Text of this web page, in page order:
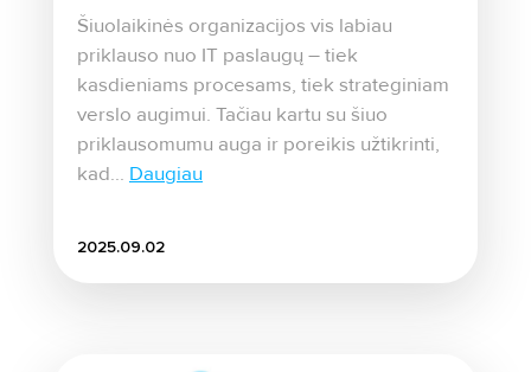
Šiuolaikinės organizacijos vis labiau
priklauso nuo IT paslaugų – tiek
kasdieniams procesams, tiek strateginiam
verslo augimui. Tačiau kartu su šiuo
priklausomumu auga ir poreikis užtikrinti,
kad... Daugiau
2025.09.02